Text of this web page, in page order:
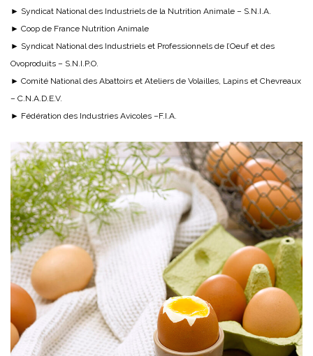
► Syndicat National des Industriels de la Nutrition Animale – S.N.I.A.
► Coop de France Nutrition Animale
► Syndicat National des Industriels et Professionnels de l’Oeuf et des
Ovoproduits – S.N.I.P.O.
► Comité National des Abattoirs et Ateliers de Volailles, Lapins et Chevreaux
– C.N.A.D.E.V.
► Fédération des Industries Avicoles –F.I.A.